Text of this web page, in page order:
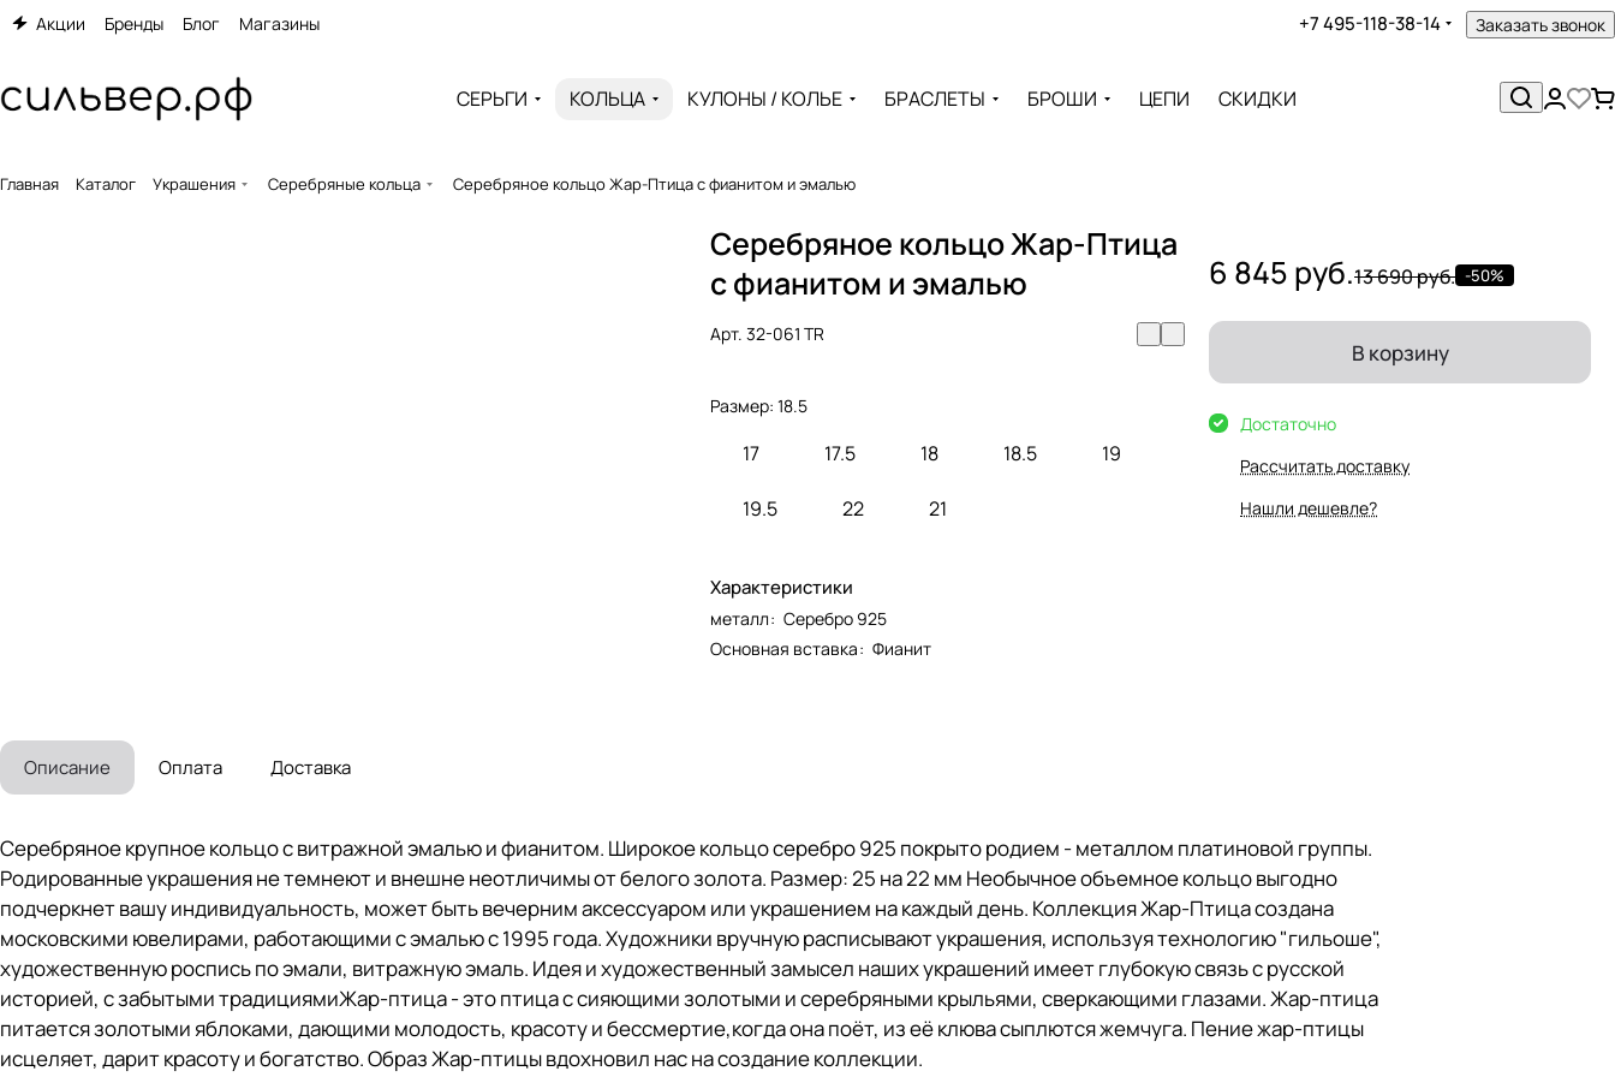
Акции Бренды Блог Магазины +7 495-118-38-14 Заказать звонок
СЕРЬГИ КОЛЬЦА КУЛОНЫ / КОЛЬЕ БРАСЛЕТЫ БРОШИ ЦЕПИ СКИДКИ
Главная Каталог Украшения Серебряные кольца Серебряное кольцо Жар-Птица с фианитом и эмалью
Серебряное кольцо Жар-Птица
с фианитом и эмалью
Арт.32-061 TR
Размер:18.5
17 17.5 18 18.5 19
19.5 22 21
Характеристики
металл: Серебро 925
Основная вставка: Фианит
6 845 руб.13 690 руб. -50%
В корзину
Достаточно
Рассчитать доставку
Нашли дешевле?
Описание Оплата Доставка
Серебряное крупное кольцо с витражной эмалью и фианитом. Широкое кольцо серебро 925 покрыто родием - металлом платиновой группы.
Родированные украшения не темнеют и внешне неотличимы от белого золота. Размер: 25 на 22 мм Необычное объемное кольцо выгодно
подчеркнет вашу индивидуальность, может быть вечерним аксессуаром или украшением на каждый день. Коллекция Жар-Птица создана
московскими ювелирами, работающими с эмалью с 1995 года. Художники вручную расписывают украшения, используя технологию "гильоше",
художественную роспись по эмали, витражную эмаль. Идея и художественный замысел наших украшений имеет глубокую связь с русской
историей, с забытыми традициямиЖар-птица - это птица с сияющими золотыми и серебряными крыльями, сверкающими глазами. Жар-птица
питается золотыми яблоками, дающими молодость, красоту и бессмертие,когда она поёт, из её клюва сыплются жемчуга. Пение жар-птицы
исцеляет, дарит красоту и богатство. Образ Жар-птицы вдохновил нас на создание коллекции.